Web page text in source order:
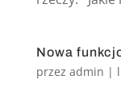
Nowa
przez admin |